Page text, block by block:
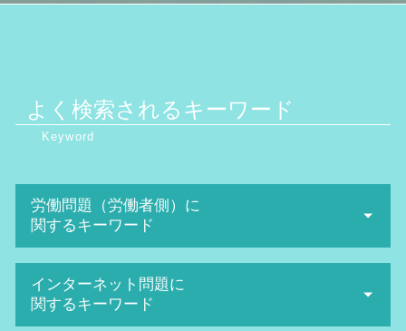
よく検索されるキーワード
労働問題（労働者側）に
関するキーワード
不当解雇 損害賠償
パワハラ 上司
インターネット問題に
関するキーワード